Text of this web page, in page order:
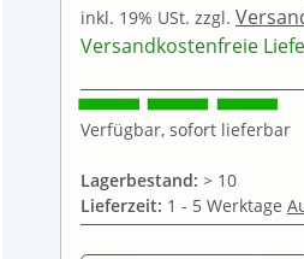
inkl. 19% USt. zzgl.
Versandkostenfreie
Verfügbar, sofort lieferbar
Lagerbestand: > 10
Lieferzeit: 1 - 5 Werktage